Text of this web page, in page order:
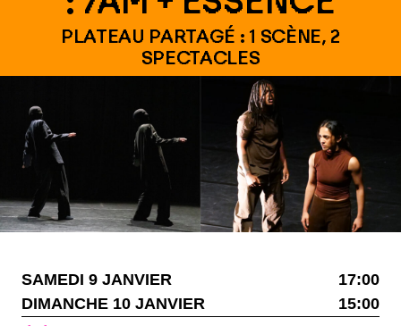
PLATEAU PARTAGÉ : 1 SCÈNE, 2
SPECTACLES
SAMEDI 9 JANVIER
17:00
DIMANCHE 10 JANVIER
15:00